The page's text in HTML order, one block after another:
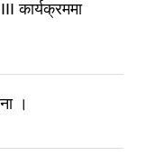
कार्यक्रममा
।